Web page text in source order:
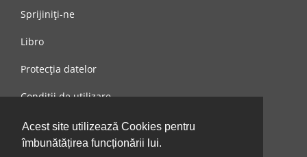
Acest site utilizează Cookies pentru
îmbunătățirea funcționării lui.
Sprijiniți-ne
Libro
Protecția datelor
Condiții de utilizare
Mesaj către noi